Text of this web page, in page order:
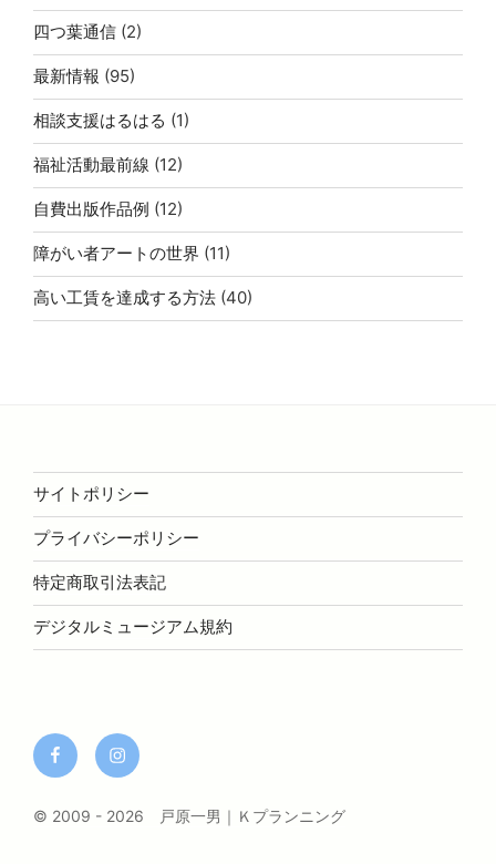
四つ葉通信 (2)
最新情報 (95)
相談支援はるはる (1)
福祉活動最前線 (12)
自費出版作品例 (12)
障がい者アートの世界 (11)
高い工賃を達成する方法 (40)
サイトポリシー
プライバシーポリシー
特定商取引法表記
デジタルミュージアム規約
facebookInstagram
© 2009 - 2026 戸原一男｜Ｋプランニング